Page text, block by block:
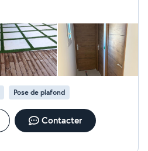
Pose de plafond
Contacter